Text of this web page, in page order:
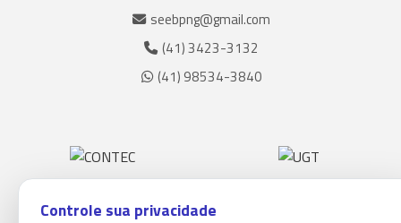
seebpng@gmail.com
(41) 3423-3132
(41) 98534-3840
Controle sua privacidade